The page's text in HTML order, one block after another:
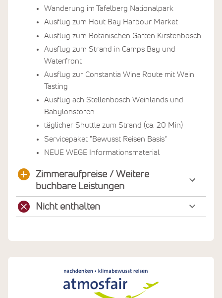
Wanderung im Tafelberg Nationalpark
Ausflug zum Hout Bay Harbour Market
Ausflug zum Botanischen Garten Kirstenbosch
Ausflug zum Strand in Camps Bay und
Waterfront
Ausflug zur Constantia Wine Route mit Wein
Tasting
Ausflug ach Stellenbosch Weinlands und
Babylonstoren
täglicher Shuttle zum Strand (ca. 20 Min)
Servicepaket "Bewusst Reisen Basis"
NEUE WEGE Informationsmaterial
Zimmeraufpreise / Weitere
buchbare Leistungen
Nicht enthalten